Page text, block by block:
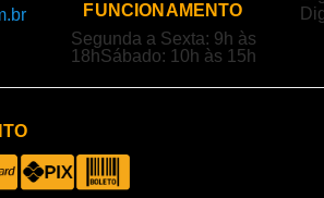
FUNCIONAMENTO
Segunda a Sexta: 9h às
18hSábado: 10h às 15h